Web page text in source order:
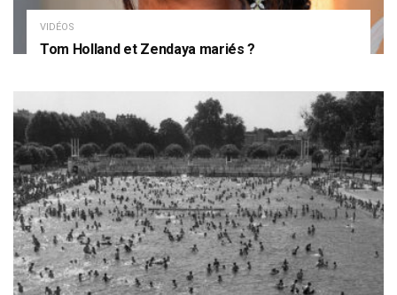
VIDÉOS
Tom Holland et Zendaya mariés ?